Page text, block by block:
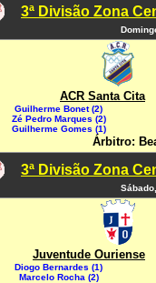
3ª Divisão Zona
ACR Santa Cita
Guilherme Bonet (2)
Zé Pedro Marques (2)
Guilherme Gomes (1)
Árbitro:
3ª Divisão Zona
Juventude Ouriense
Diogo Bernardes (1)
Marcelo Rocha (2)